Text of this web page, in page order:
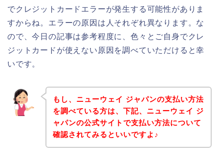
でクレジットカードエラーが発生する可能性がありま
すからね。エラーの原因は人それぞれ異なります。な
ので、今日の記事は参考程度に、色々とご自身でクレ
ジットカードが使えない原因を調べていただけると幸
いです。
もし、ニューウェイ ジャパンの支払い方法
を調べている方は、下記、ニューウェイ ジ
ャパンの公式サイトで支払い方法について
確認されてみるといいですよ♪